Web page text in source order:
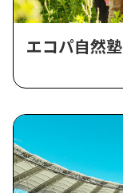
エコパ自然塾